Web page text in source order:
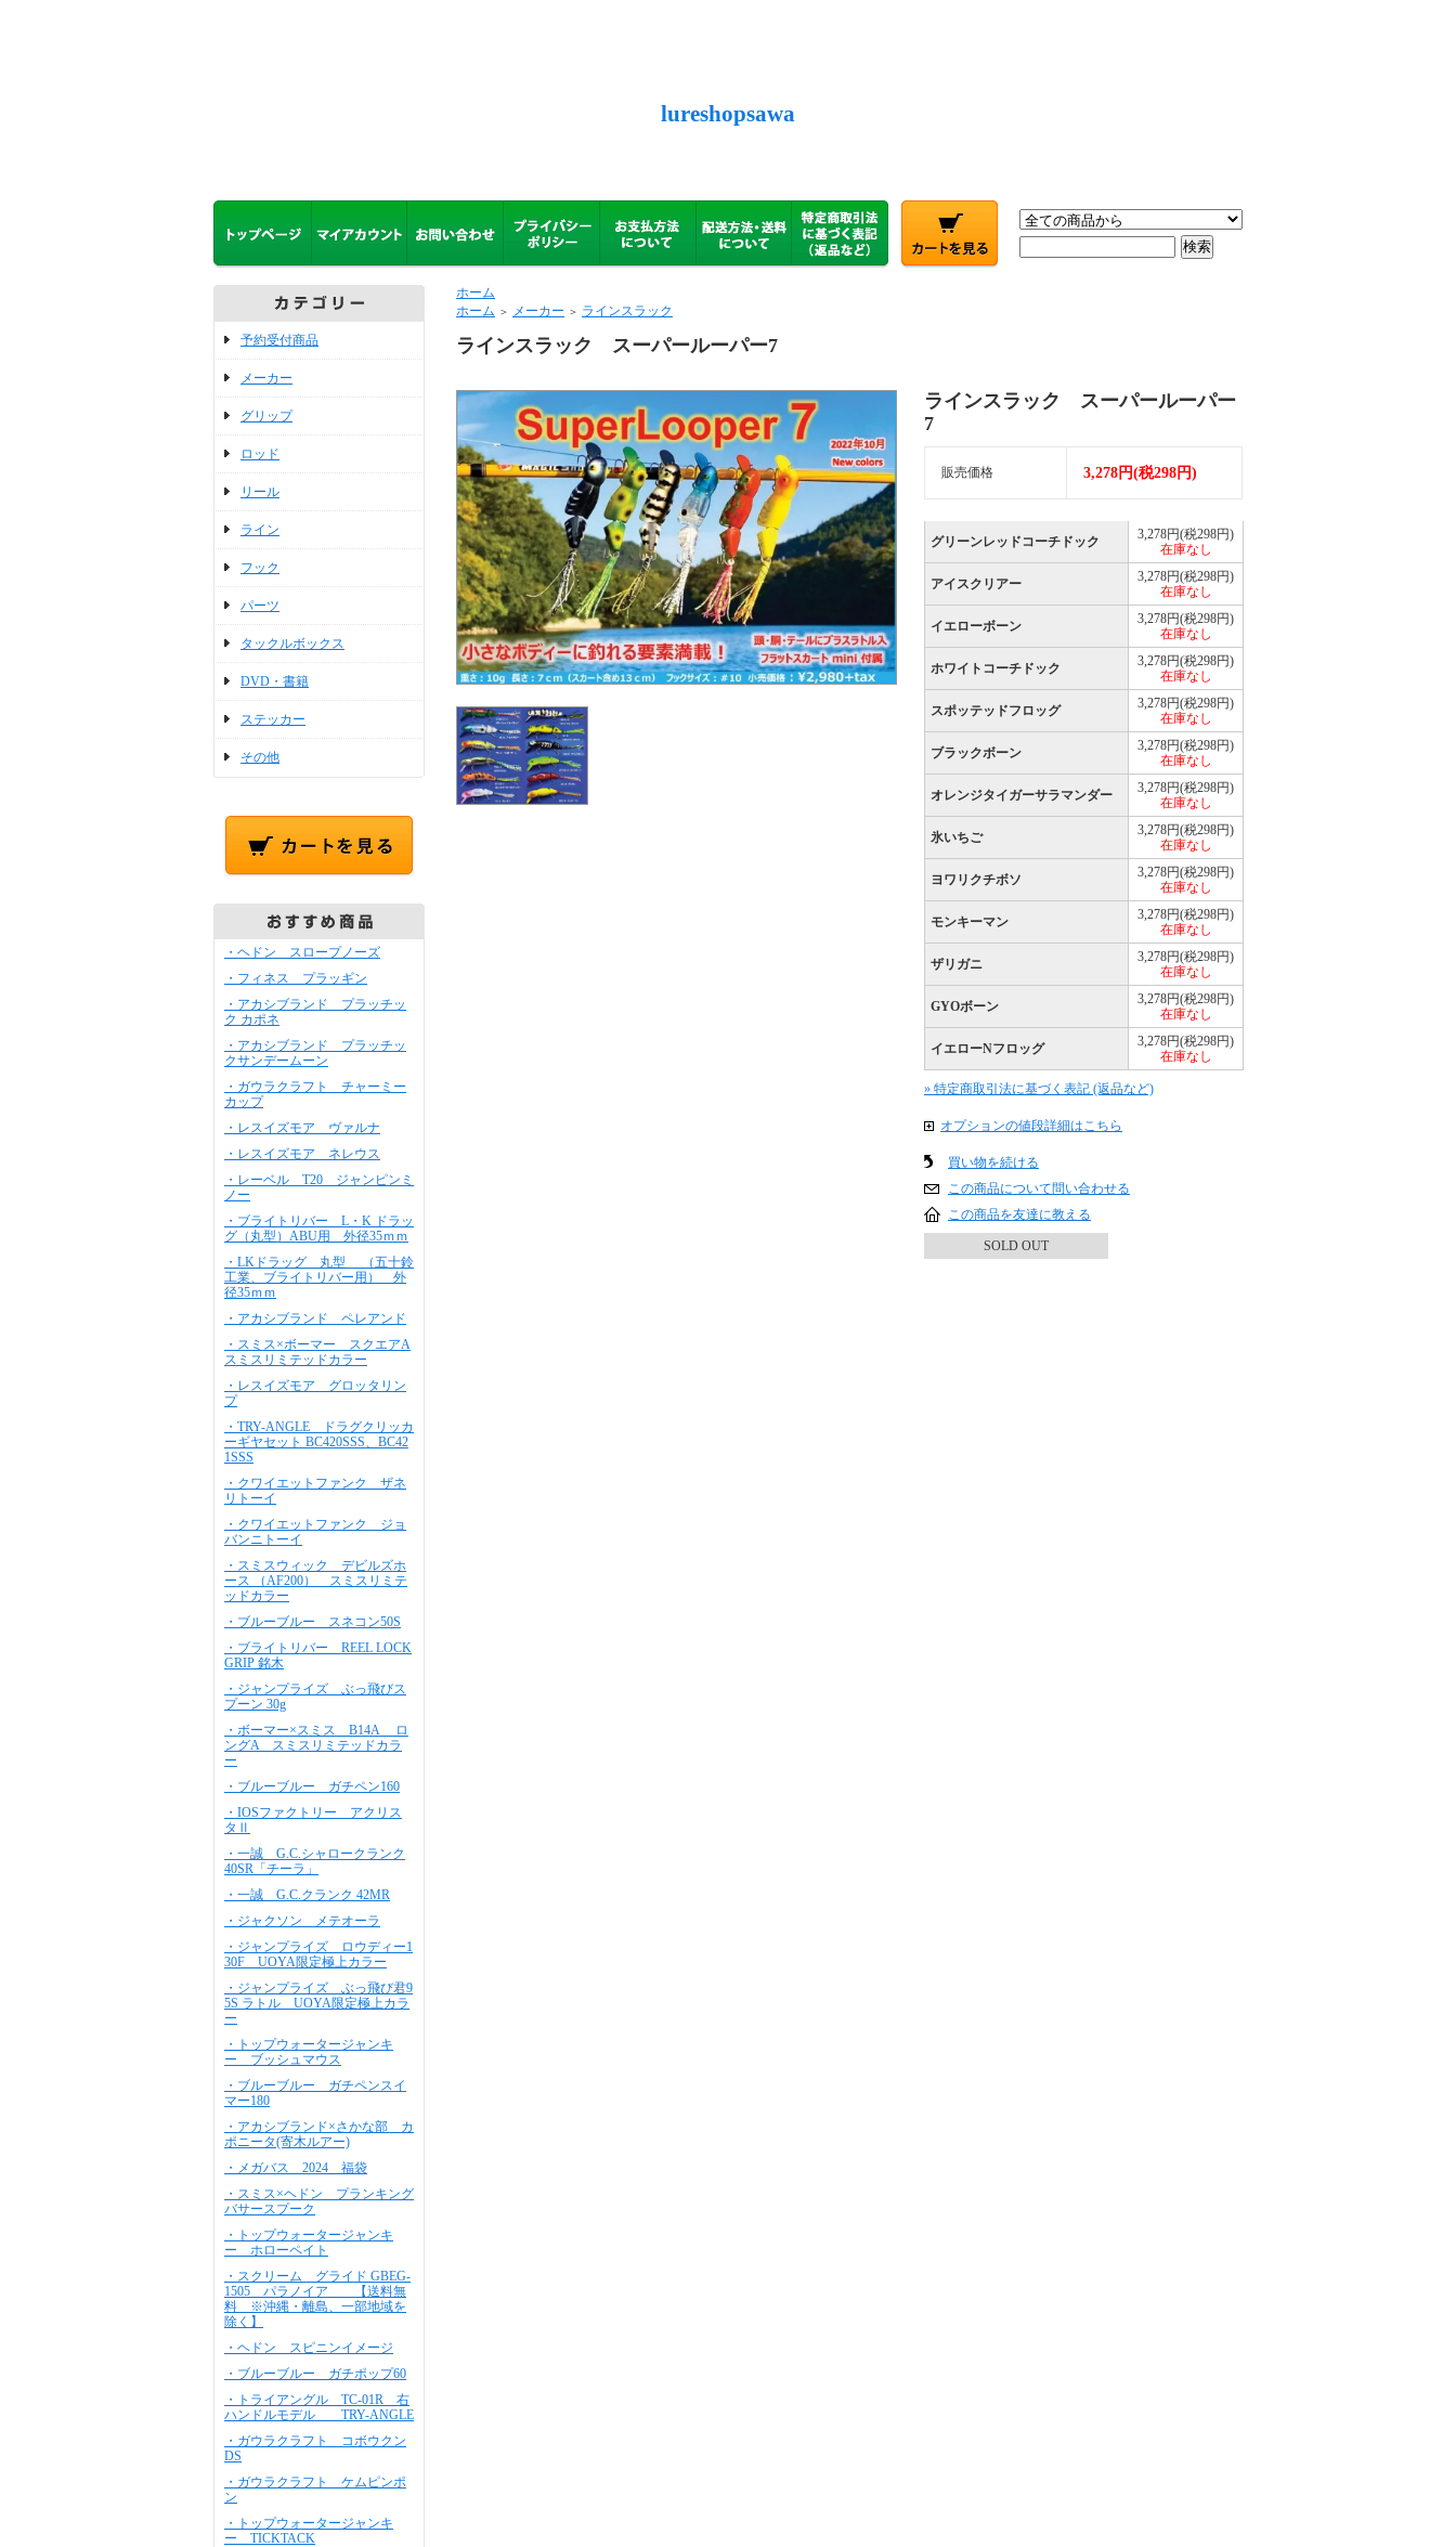
lureshopsawa
予約受付商品
メーカー
グリップ
ロッド
リール
ライン
フック
パーツ
タックルボックス
DVD・書籍
ステッカー
その他
・ヘドン スロープノーズ
・フィネス プラッギン
・アカシブランド プラッチッ
ク カポネ
・アカシブランド プラッチッ
クサンデームーン
・ガウラクラフト チャーミー
カップ
・レスイズモア ヴァルナ
・レスイズモア ネレウス
・レーベル T20 ジャンピンミ
ノー
・ブライトリバー L・K ドラッ
グ（丸型）ABU用 外径35ｍｍ
・LKドラッグ 丸型 （五十鈴
工業、ブライトリバー用） 外
径35ｍｍ
・アカシブランド ペレアンド
・スミス×ボーマー スクエアA
スミスリミテッドカラー
・レスイズモア グロッタリン
プ
・TRY-ANGLE ドラグクリッカ
ーギヤセット BC420SSS、BC42
1SSS
・クワイエットファンク ザネ
リトーイ
・クワイエットファンク ジョ
バンニトーイ
・スミスウィック デビルズホ
ース （AF200） スミスリミテ
ッドカラー
・ブルーブルー スネコン50S
・ブライトリバー REEL LOCK
GRIP 銘木
・ジャンプライズ ぶっ飛びス
プーン 30g
・ボーマー×スミス B14A ロ
ングA スミスリミテッドカラ
ー
・ブルーブルー ガチペン160
・IOSファクトリー アクリス
タⅡ
・一誠 G.C.シャロークランク
40SR「チーラ」
・一誠 G.C.クランク 42MR
・ジャクソン メテオーラ
・ジャンプライズ ロウディー1
30F UOYA限定極上カラー
・ジャンプライズ ぶっ飛び君9
5S ラトル UOYA限定極上カラ
ー
・トップウォータージャンキ
ー ブッシュマウス
・ブルーブルー ガチペンスイ
マー180
・アカシブランド×さかな部 カ
ポニータ(寄木ルアー)
・メガバス 2024 福袋
・スミス×ヘドン プランキング
バサースプーク
・トップウォータージャンキ
ー ホローペイト
・スクリーム グライド GBEG-
1505 パラノイア 【送料無
料 ※沖縄・離島、一部地域を
除く】
・ヘドン スピニンイメージ
・ブルーブルー ガチポップ60
・トライアングル TC-01R 右
ハンドルモデル TRY-ANGLE
・ガウラクラフト コボウクン
DS
・ガウラクラフト ケムピンポ
ン
・トップウォータージャンキ
ー TICKTACK
ホーム
ホーム ＞ メーカー ＞ ラインスラック
ラインスラック スーパールーパー7
ラインスラック スーパールーパー
7
販売価格 3,278円(税298円)
グリーンレッドコーチドック
3,278円(税298円)
在庫なし
アイスクリアー
3,278円(税298円)
在庫なし
イエローボーン
3,278円(税298円)
在庫なし
ホワイトコーチドック
3,278円(税298円)
在庫なし
スポッテッドフロッグ
3,278円(税298円)
在庫なし
ブラックボーン
3,278円(税298円)
在庫なし
オレンジタイガーサラマンダー
3,278円(税298円)
在庫なし
氷いちご
3,278円(税298円)
在庫なし
ヨワリクチボソ
3,278円(税298円)
在庫なし
モンキーマン
3,278円(税298円)
在庫なし
ザリガニ
3,278円(税298円)
在庫なし
GYOボーン
3,278円(税298円)
在庫なし
イエローNフロッグ
3,278円(税298円)
在庫なし
» 特定商取引法に基づく表記 (返品など)
オプションの値段詳細はこちら
買い物を続ける
この商品について問い合わせる
この商品を友達に教える
SOLD OUT